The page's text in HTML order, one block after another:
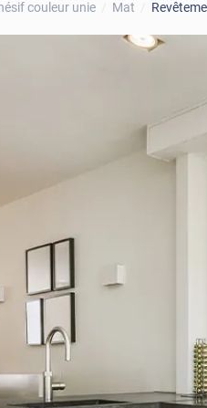
couleur unie Mat